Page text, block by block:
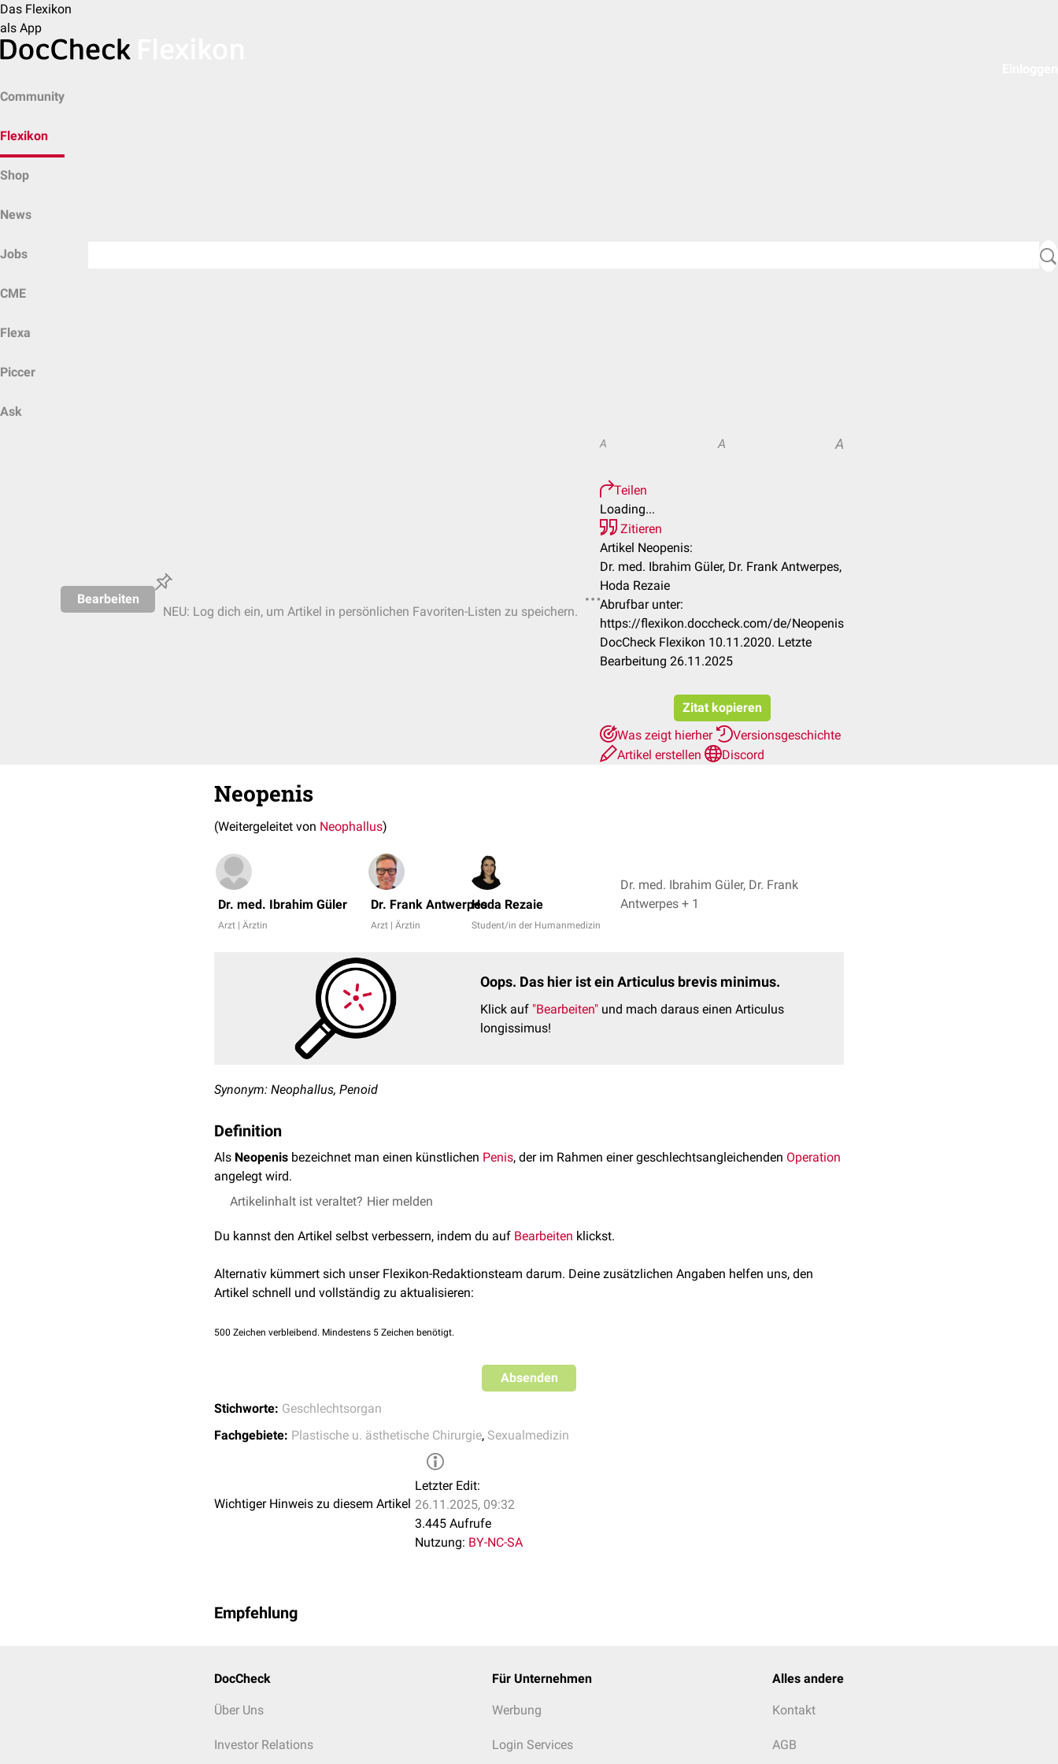
Das Flexikon
als App
Community
Flexikon
Shop
News
Jobs
CME
Flexa
Piccer
Ask
Bearbeiten
NEU: Log dich ein, um Artikel in persönlichen Favoriten-Listen zu speichern.
A A A
Teilen
Loading...
Zitieren
Artikel Neopenis:
Dr. med. Ibrahim Güler, Dr. Frank Antwerpes,
Hoda Rezaie
Abrufbar unter:
https://flexikon.doccheck.com/de/Neopenis
DocCheck Flexikon 10.11.2020. Letzte
Bearbeitung 26.11.2025
Zitat kopieren
Was zeigt hierher
Versionsgeschichte
Artikel erstellen
Discord
Neopenis
(Weitergeleitet von Neophallus)
Dr. med. Ibrahim Güler
Arzt | Ärztin
Dr. Frank Antwerpes
Arzt | Ärztin
Hoda Rezaie
Student/in der Humanmedizin
Dr. med. Ibrahim Güler, Dr. Frank
Antwerpes + 1
Oops. Das hier ist ein Articulus brevis minimus.
Klick auf "Bearbeiten" und mach daraus einen Articulus
longissimus!
Synonym: Neophallus, Penoid
Definition
Als Neopenis bezeichnet man einen künstlichen Penis, der im Rahmen einer geschlechtsangleichenden Operation
angelegt wird.
Artikelinhalt ist veraltet? Hier melden
Du kannst den Artikel selbst verbessern, indem du auf Bearbeiten klickst.
Alternativ kümmert sich unser Flexikon-Redaktionsteam darum. Deine zusätzlichen Angaben helfen uns, den
Artikel schnell und vollständig zu aktualisieren:
500 Zeichen verbleibend. Mindestens 5 Zeichen benötigt.
Absenden
Stichworte: Geschlechtsorgan
Fachgebiete: Plastische u. ästhetische Chirurgie, Sexualmedizin
Wichtiger Hinweis zu diesem Artikel
Letzter Edit:
26.11.2025, 09:32
3.445 Aufrufe
Nutzung: BY-NC-SA
Empfehlung
DocCheck
Über Uns
Investor Relations
Für Unternehmen
Werbung
Login Services
Alles andere
Kontakt
AGB